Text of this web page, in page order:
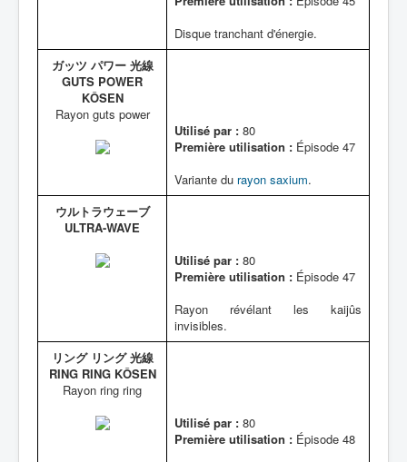
Disque tranchant d'énergie.
ガッツ パワー 光線
GUTS POWER
KÔSEN
Rayon guts power
Utilisé par : 80
Première utilisation : Épisode 47
Variante du rayon saxium.
ウルトラウェーブ
ULTRA-WAVE
Utilisé par : 80
Première utilisation : Épisode 47
Rayon révélant les kaijûs
invisibles.
リング リング 光線
RING RING KÔSEN
Rayon ring ring
Utilisé par : 80
Première utilisation : Épisode 48